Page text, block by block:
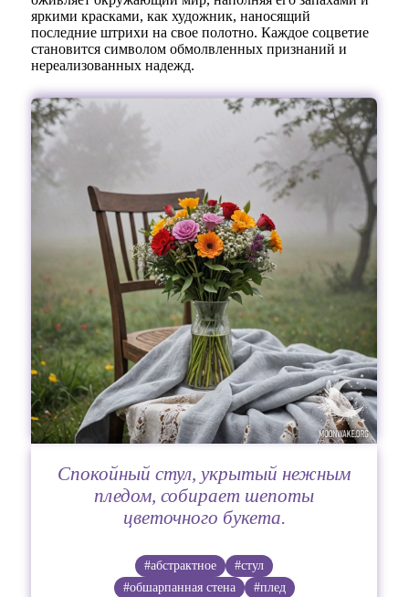
яркими красками, как художник, наносящий
последние штрихи на свое полотно. Каждое соцветие
становится символом обмолвленных признаний и
нереализованных надежд.
Спокойный стул, укрытый нежным
пледом, собирает шепоты
цветочного букета.
#абстрактное
#стул
#обшарпанная стена
#плед